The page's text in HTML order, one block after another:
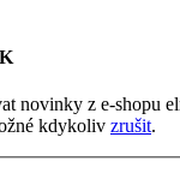
novinky z e-shopu
kdykoliv zrušit.